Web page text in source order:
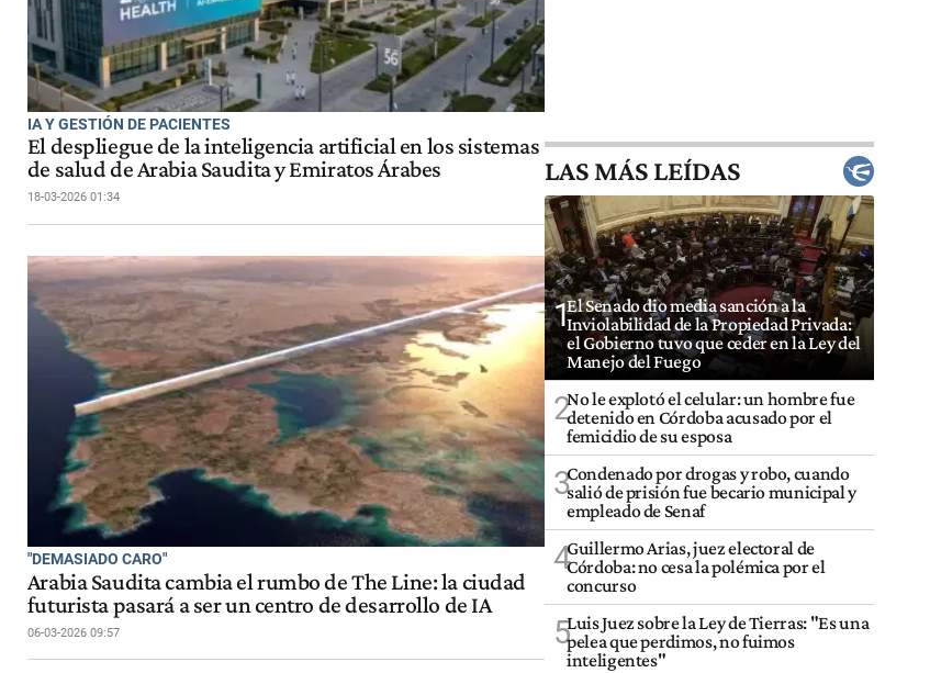
IA Y GESTIÓN DE PACIENTES
El despliegue de la inteligencia artificial en los sistemas
de salud de Arabia Saudita y Emiratos Árabes
18-03-2026 01:34
"DEMASIADO CARO"
Arabia Saudita cambia el rumbo de The Line: la ciudad
futurista pasará a ser un centro de desarrollo de IA
06-03-2026 09:57
LAS MÁS LEÍDAS
1El Senado dio media sanción a la
Inviolabilidad de la Propiedad Privada:
el Gobierno tuvo que ceder en la Ley del
Manejo del Fuego
2No le explotó el celular: un hombre fue
detenido en Córdoba acusado por el
femicidio de su esposa
3Condenado por drogas y robo, cuando
salió de prisión fue becario municipal y
empleado de Senaf
4Guillermo Arias, juez electoral de
Córdoba: no cesa la polémica por el
concurso
5Luis Juez sobre la Ley de Tierras: "Es una
pelea que perdimos, no fuimos
inteligentes"